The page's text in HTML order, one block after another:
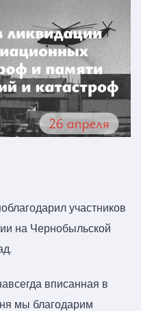
участников
на Чернобыльской
вписанная в
мы благодарим